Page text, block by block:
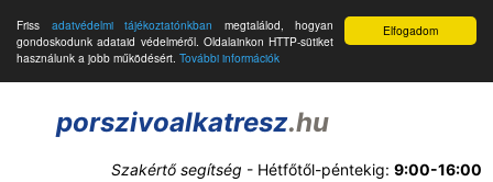
Elfogadom
Friss adatvédelmi tájékoztatónkban megtalálod, hogyan
gondoskodunk adataid védelméről. Oldalainkon HTTP-sütiket
használunk a jobb működésért. További információk
porszivoalkatresz.hu
Szakértő segítség - Hétfőtől-péntekig: 9:00-16:00